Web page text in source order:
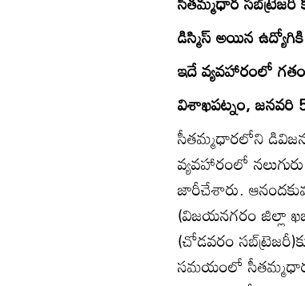
డిస్మిస్‌ అయిన
ఇదే వ్యవహారంలో
విశాఖపట్నం, జనవరి
సీతమ్మధారలోని
వ్యవహారంలో
జారీచేశారు.
(విజయనగరం జిల్లా
(చోడవరం
సమయంలో సీతమ్మధార